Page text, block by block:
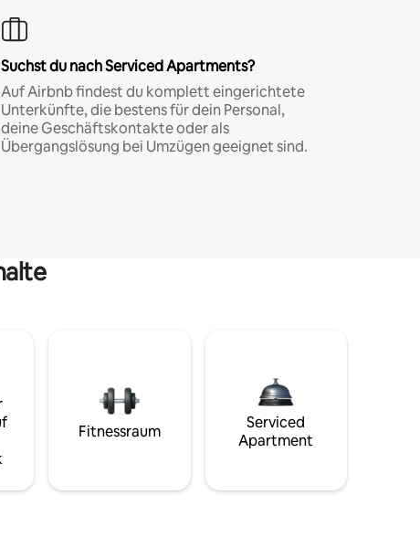
Suchst du nach Serviced Apartments?
Auf Airbnb findest du komplett eingerichtete
Unterkünfte, die bestens für dein Personal,
deine Geschäftskontakte oder als
Übergangslösung bei Umzügen geeignet sind.
Fitnessraum
Serviced
Apartment